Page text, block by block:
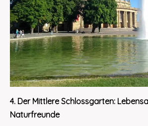
4. Der Mittlere Schlossgarten:
Naturfreunde